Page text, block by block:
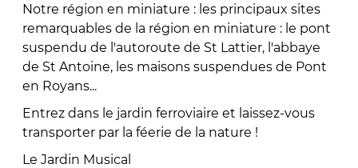
Notre région en miniature : les principaux sites
remarquables de la région en miniature : le pont
suspendu de l'autoroute de St Lattier, l'abbaye
de St Antoine, les maisons suspendues de Pont
en Royans...
Entrez dans le jardin ferroviaire et laissez-vous
transporter par la féerie de la nature !
Le Jardin Musical